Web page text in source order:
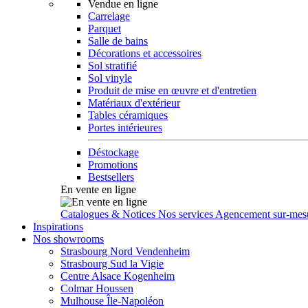
Vendue en ligne
Carrelage
Parquet
Salle de bains
Décorations et accessoires
Sol stratifié
Sol vinyle
Produit de mise en œuvre et d'entretien
Matériaux d'extérieur
Tables céramiques
Portes intérieures
Déstockage
Promotions
Bestsellers
En vente en ligne
Catalogues & Notices Nos services Agencement sur-
Inspirations
Nos showrooms
Strasbourg Nord Vendenheim
Strasbourg Sud la Vigie
Centre Alsace Kogenheim
Colmar Houssen
Mulhouse Île-Napoléon